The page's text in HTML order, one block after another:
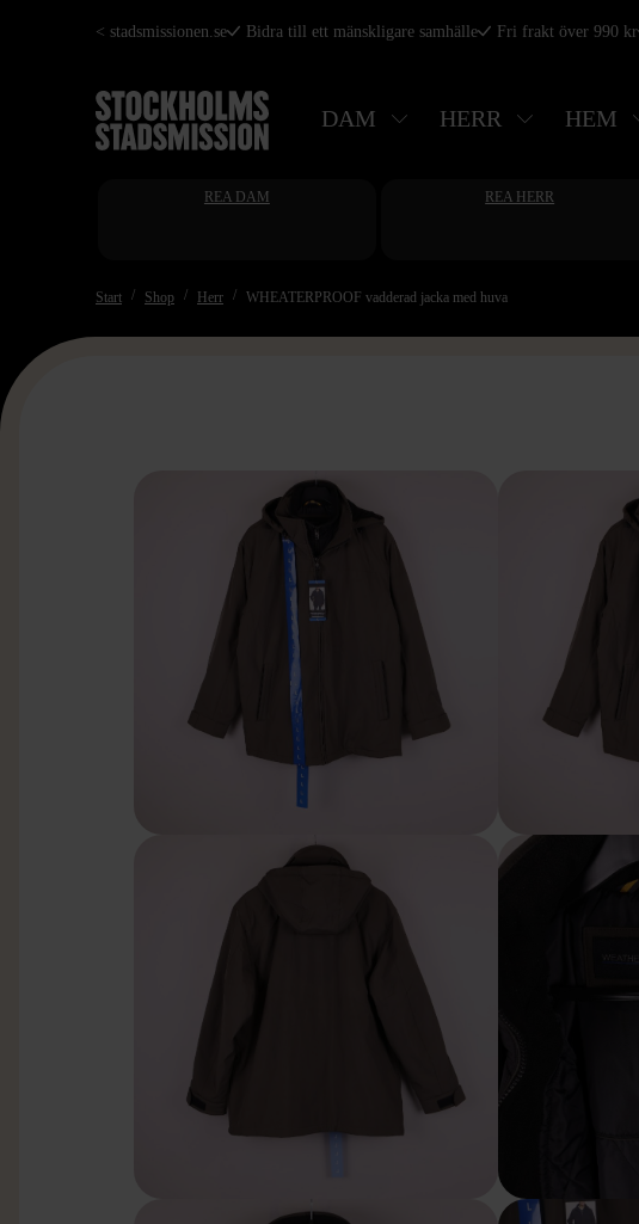
Hoppa
huvudinnehåll
< stadsmissionen.se Bidra till ett mänskligare samhälle Fri frakt över 990 kr
DAM HERR HEM
REA DAM REA HERR
Start Shop Herr WHEATERPROOF vadderad jacka med huva